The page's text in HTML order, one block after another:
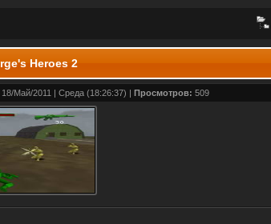
Heroes 2
18/Май/2011 | Среда (18:26:37) | Просмотров: 509